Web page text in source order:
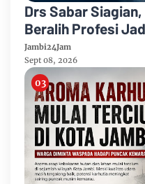
Drs Sabar
Beralih Profesi
Jambi24Jam
Sept 08, 2026